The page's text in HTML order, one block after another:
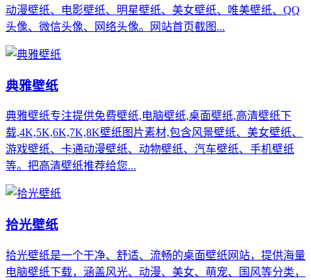
动漫壁纸、电影壁纸、明星壁纸、美女壁纸、唯美壁纸、QQ
头像、微信头像、网络头像。网站首页截图...
典雅壁纸
典雅壁纸专注提供免费壁纸,电脑壁纸,桌面壁纸,高清壁纸下
载,4K,5K,6K,7K,8K壁纸图片素材,包含风景壁纸、美女壁纸、
游戏壁纸、卡通动漫壁纸、动物壁纸、汽车壁纸、手机壁纸
等。把高清壁纸推荐给您...
拾光壁纸
拾光壁纸是一个干净、舒适、流畅的桌面壁纸网站，提供海量
电脑壁纸下载，涵盖风光、动漫、美女、萌宠、国风等分类，